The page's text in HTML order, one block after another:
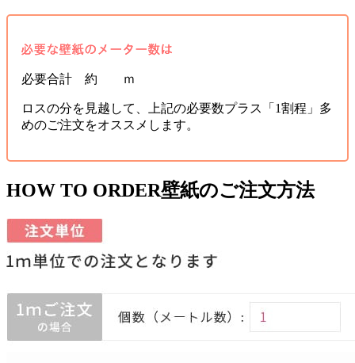
必要合計 約 ｍ
ロスの分を見越して、上記の必要数プラス「1割程」多
めのご注文をオススメします。
HOW TO ORDER壁紙のご注文方法